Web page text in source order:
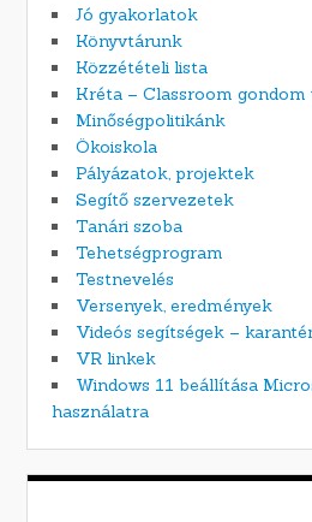
Jó gyakorlatok
Könyvtárunk
Közzétételi lista
Kréta – Classroom gondom
Minőségpolitikánk
Ökoiskola
Pályázatok, projektek
Segítő szervezetek
Tanári szoba
Tehetségprogram
Testnevelés
Versenyek, eredmények
Videós segítségek –
VR linkek
Windows 11 beállítása
használatra